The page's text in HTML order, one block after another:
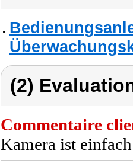
(2)
Commentaire
Kamera ist